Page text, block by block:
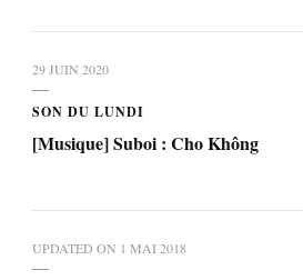
29 JUIN 2020
SON DU LUNDI
[Musique] Suboi : Cho Không
UPDATED ON 1 MAI 2018